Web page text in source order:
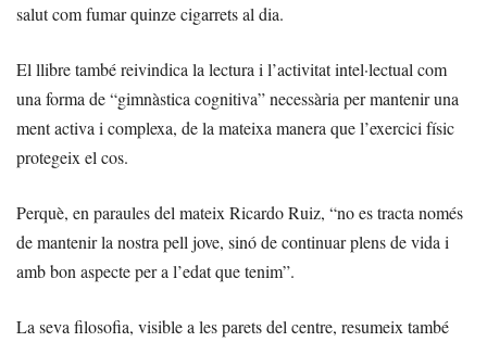
salut com fumar quinze cigarrets al dia.
El llibre també reivindica la lectura i l’activitat intel·lectual com
una forma de “gimnàstica cognitiva” necessària per mantenir una
ment activa i complexa, de la mateixa manera que l’exercici físic
protegeix el cos.
Perquè, en paraules del mateix Ricardo Ruiz, “no es tracta només
de mantenir la nostra pell jove, sinó de continuar plens de vida i
amb bon aspecte per a l’edat que tenim”.
La seva filosofia, visible a les parets del centre, resumeix també